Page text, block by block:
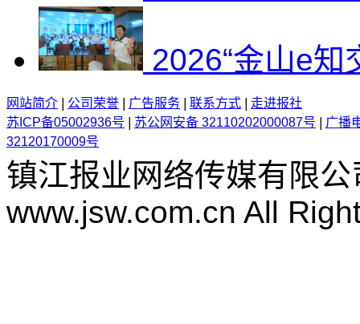
2026“金山e知
网站简介 公司荣誉 广告服务 联系方式
走进报社
苏ICP备05002936号
苏公网安备 32110202000087号
广播
32120170009号
镇江报业网络传媒有限公
www.jsw.com.cn All